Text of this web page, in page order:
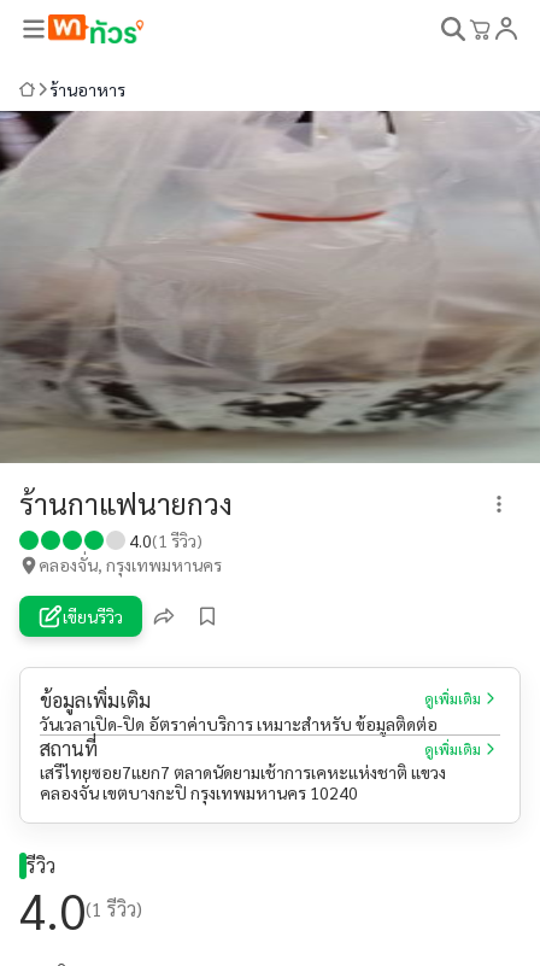
ร้านอาหาร
ร้านกาแฟนายกวง
4.0(1 รีวิว)
คลองจั่น, กรุงเทพมหานคร
เขียนรีวิว
ข้อมูลเพิ่มเติม ดูเพิ่มเติม
วันเวลาเปิด-ปิด อัตราค่าบริการ เหมาะสำหรับ ข้อมูลติดต่อ
สถานที่ ดูเพิ่มเติม
เสรีไทยซอย7แยก7 ตลาดนัดยามเช้าการเคหะแห่งชาติ แขวง
คลองจั่น เขตบางกะปิ กรุงเทพมหานคร 10240
รีวิว
4.0(1 รีวิว)